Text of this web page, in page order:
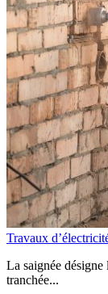
Travaux
La saignée désigne
tranchée...